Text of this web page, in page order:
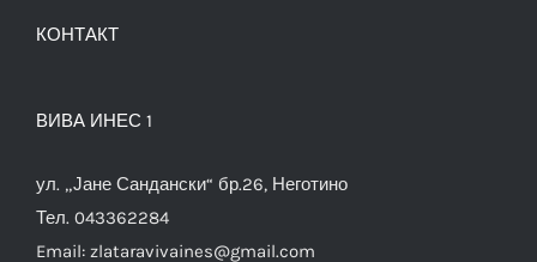
КОНТАКТ
ВИВА ИНЕС 1
ул. „Јане Сандански“ бр.26, Неготино
Тел. 043362284
Email: zlataravivaines@gmail.com